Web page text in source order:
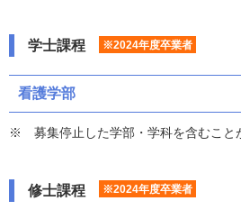
学士課程 ※2024年度卒業者
看護学部
募集停止した学部・学科を含むこと
修士課程 ※2024年度卒業者